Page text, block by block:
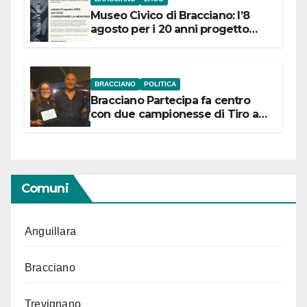
Museo Civico di Bracciano: l’8
agosto per i 20 anni progetto
BRACCIANO POLITICA
Bracciano Partecipa fa centro
con due campionesse di Tiro a
Comuni
Anguillara
Bracciano
Trevignano